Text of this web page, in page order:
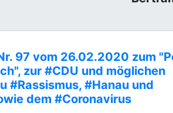
97 vom 26.02.2020 zum
zur #CDU und möglichen
#Rassismus, #Hanau und
dem #Coronavirus